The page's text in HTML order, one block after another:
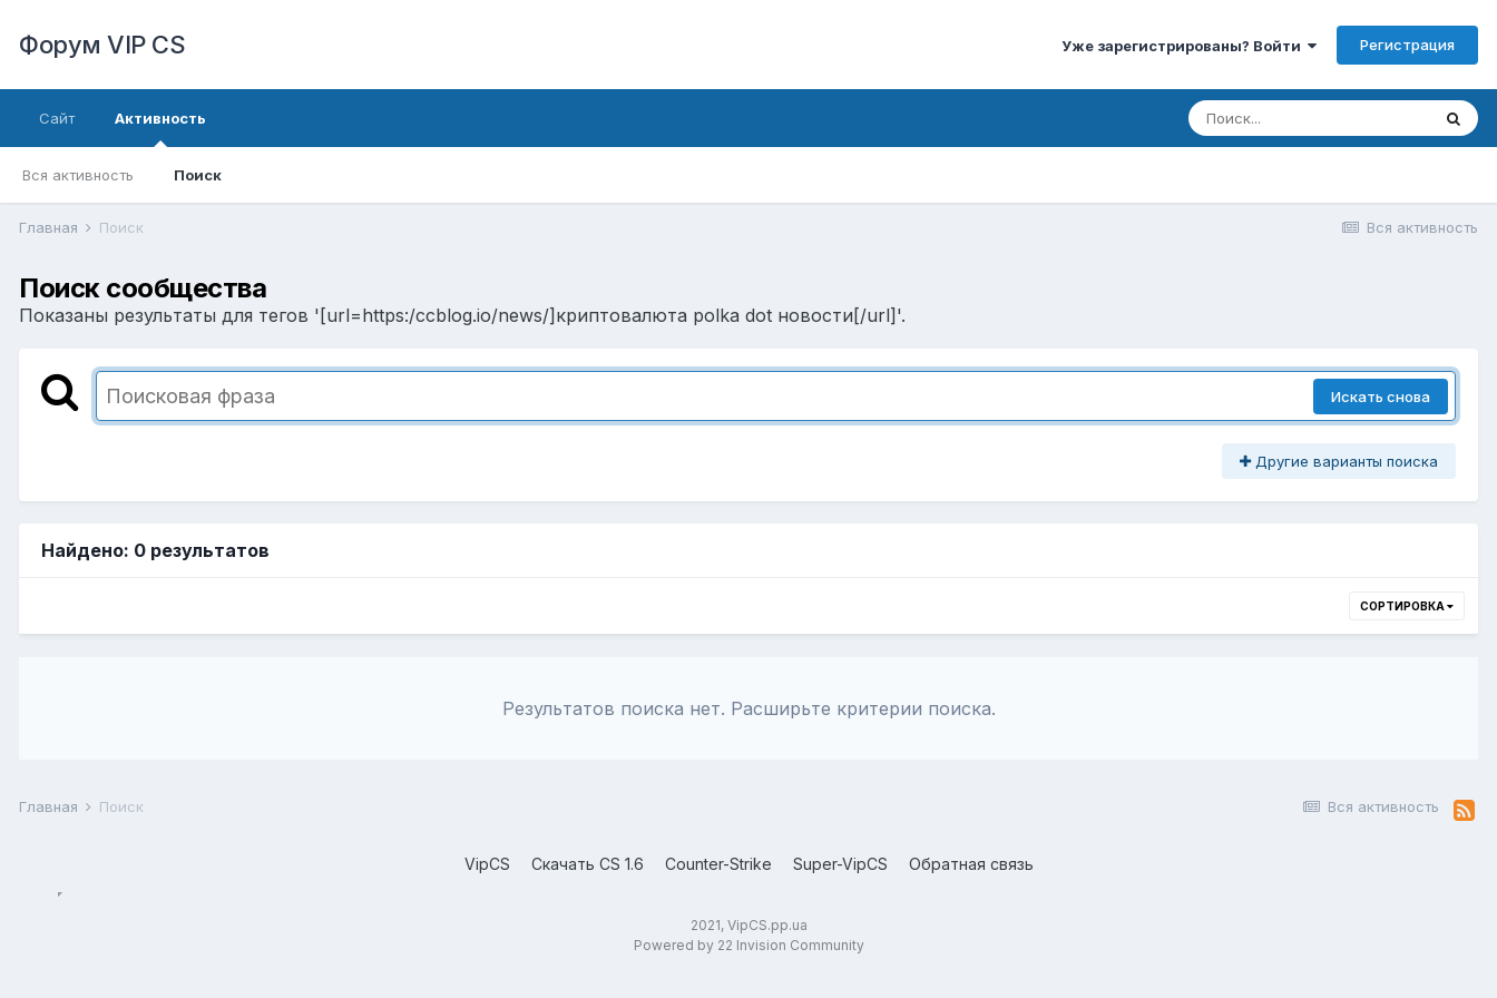
Форум VIP CS Уже зарегистрированы? Войти Регистрация
Сайт Активность
Вся активность Поиск
Вся активность
Главная Поиск
Поиск сообщества
Показаны результаты для тегов '[url=https:/ccblog.io/news/]криптовалюта polka dot новости[/url]'.
Искать снова
Другие варианты поиска
Найдено: 0 результатов
СОРТИРОВКА
Результатов поиска нет. Расширьте критерии поиска.
Вся активность
Главная Поиск
VipCS Скачать CS 1.6 Counter-Strike Super-VipCS Обратная связь
2021, VipCS.pp.ua
Powered by 22 Invision Community